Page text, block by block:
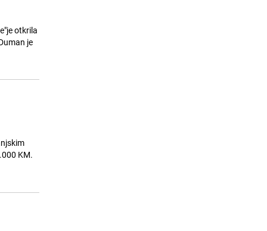
otkrila
je
KM.